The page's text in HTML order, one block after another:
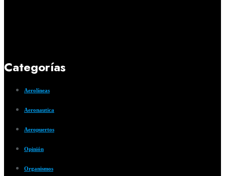
Categorías
Aerolíneas
Aeronautica
Aeropuertos
Opinión
Organismos